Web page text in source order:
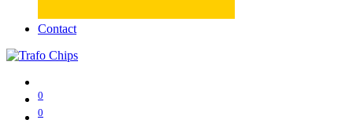
Contact
0
0